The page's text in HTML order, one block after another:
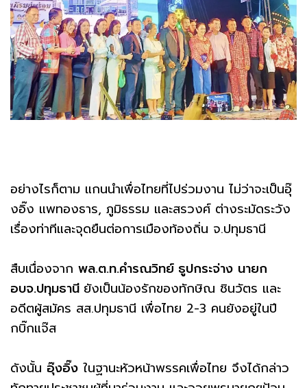
อย่างไรก็ตาม แกนนำเพื่อไทยที่ไปร่วมงาน ไม่ว่าจะเป็นอุ๊
งอิ๊ง แพทองธาร, ภูมิธรรม และสรวงศ์ ต่างระมัดระวัง
เรื่องท่าทีและจุดยืนต่อการเมืองท้องถิ่น จ.ปทุมธานี
สืบเนื่องจาก พล.ต.ท.คำรณวิทย์ ธูปกระจ่าง นายก
อบจ.ปทุมธานี ยังเป็นน้องรักของทักษิณ ชินวัตร และ
อดีตผู้สมัคร สส.ปทุมธานี เพื่อไทย 2-3 คนยังอยู่ในปี
กบิ๊กแจ๊ส
ดังนั้น อุ๊งอิ๊ง ในฐานะหัวหน้าพรรคเพื่อไทย จึงได้กล่าว